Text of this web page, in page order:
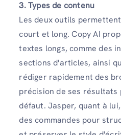
3. Types de contenu
Les deux outils
court et long. Copy AI
textes longs, comme des
sections d'articles, ainsi
rédiger rapidement des
précision de ses
défaut. Jasper, quant à
des commandes pour